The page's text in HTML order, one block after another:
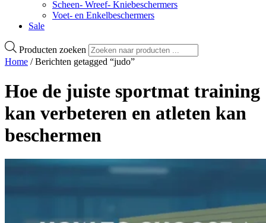
Scheen- Wreef- Kniebeschermers
Voet- en Enkelbeschermers
Sale
Producten zoeken
Home / Berichten getagged “judo”
Hoe de juiste sportmat training
kan verbeteren en atleten kan
beschermen